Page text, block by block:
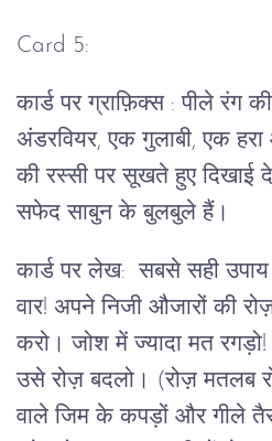
Card 5:
कार्ड पर ग्राफ़िक्स : पीले रंग
अंडरवियर, एक गुलाबी, एक
की रस्सी पर सूखते हुए दिखाई
सफेद साबुन के बुलबुले हैं।
कार्ड पर लेख: सबसे सही
वार! अपने निजी औजारों की
करो। जोश में ज्यादा मत
उसे रोज़ बदलो। (रोज़ मतलब
वाले जिम के कपड़ों और गीले